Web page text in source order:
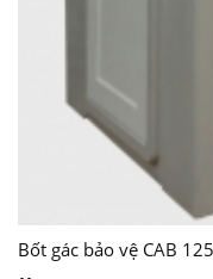
Bốt gác bảo vệ CAB 125